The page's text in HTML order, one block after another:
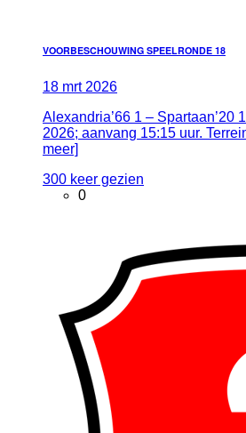
VOORBESCHOUWING SPEELRONDE 18
18 mrt 2026
Alexandria’66 1 – Spartaan’20
2026; aanvang 15:15 uur.
meer]
300 keer gezien
0